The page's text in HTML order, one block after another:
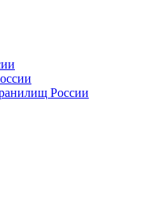
России